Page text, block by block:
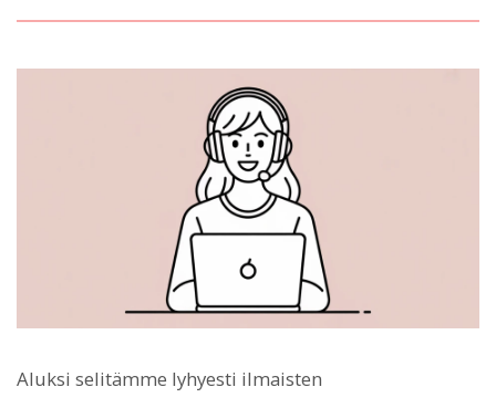
Aluksi selitämme lyhyesti ilmaisten